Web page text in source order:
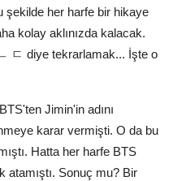
şekilde her harfe bir hikaye
kolay aklınızda kalacak.
ㄷ diye tekrarlamak... İşte o
Jimin'in adını
karar vermişti. O da bu
Hatta her harfe BTS
atamıştı. Sonuç mu? Bir